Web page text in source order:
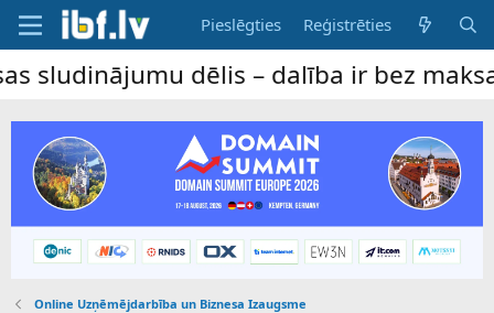
Pieslēgties Reģistrēties
dēlis – dalība ir bez maksas ar
Online Uzņēmējdarbība un Biznesa Izaugsme